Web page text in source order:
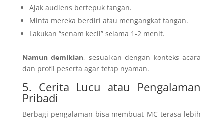
Ajak audiens bertepuk tangan.
Minta mereka berdiri atau mengangkat tangan.
Lakukan “senam kecil” selama 1-2 menit.
Namun demikian, sesuaikan dengan konteks acara
dan profil peserta agar tetap nyaman.
5. Cerita Lucu atau Pengalaman
Pribadi
Berbagi pengalaman bisa membuat MC terasa lebih